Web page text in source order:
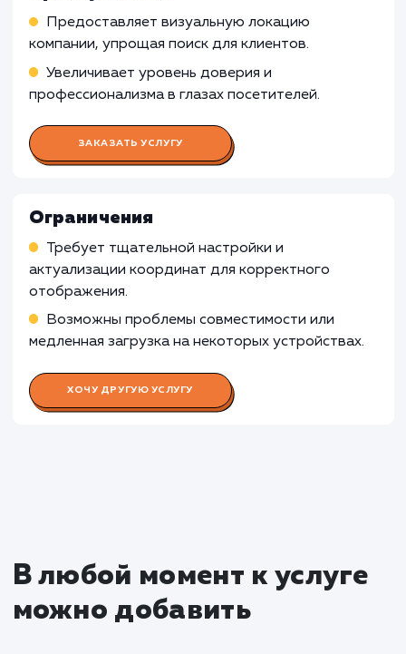
может быть излишним и
Виртуальные услуги : Для компаний,
предоставляющих виртуальные услуги, где
важнее акцентировать внимание на
о продукте или услуге, а не на физическом
местоположении, подключение карты с
Узнать почему
Раскладываем
услугу на пиксели
профессионализма в глазах посетителей.